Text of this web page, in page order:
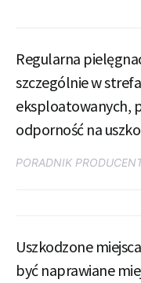
Regularna
szczególnie w
eksploatowanych,
odporność na
PORADNIK
Uszkodzone
być naprawiane